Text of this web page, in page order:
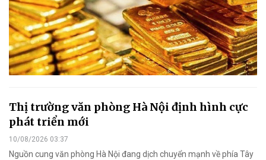
Thị trường văn phòng Hà Nội định hình cực
phát triển mới
10/08/2026 03:37
Nguồn cung văn phòng Hà Nội đang dịch chuyển mạnh về phía Tây